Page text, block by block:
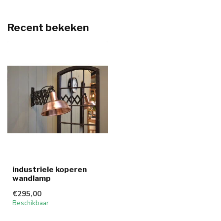
Recent bekeken
industriele koperen
wandlamp
€295,00
Beschikbaar